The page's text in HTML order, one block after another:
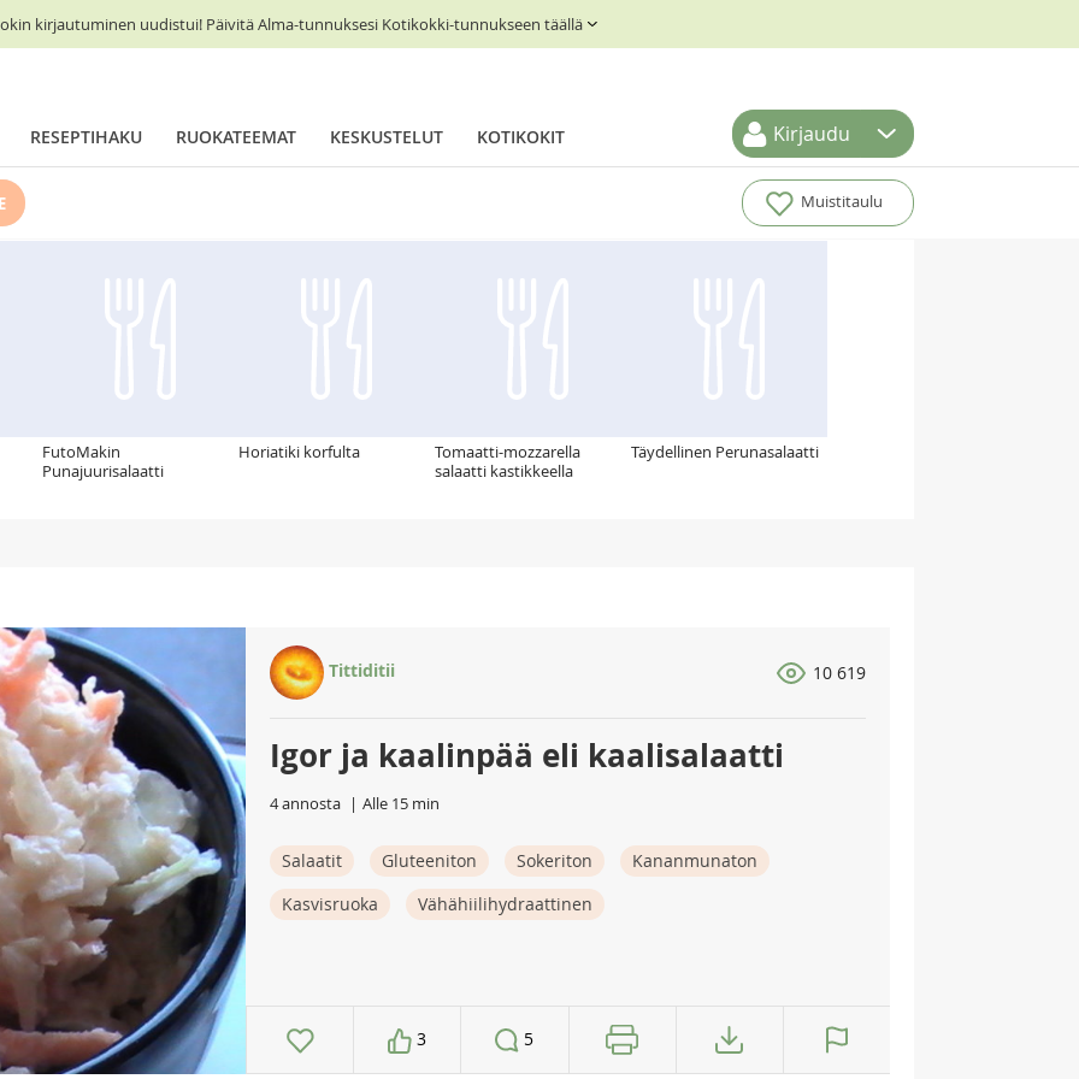
kirjautuminen uudistui! Päivitä Alma-tunnuksesi Kotikokki-tunnukseen täällä
RESEPTIHAKU RUOKATEEMAT KESKUSTELUT KOTIKOKIT Kirjaudu
Muistitaulu
FutoMakin
Punajuurisalaatti
Horiatiki korfulta
Tomaatti-mozzarella
salaatti kastikkeella
Täydellinen Perunasalaatti
Tittiditii 10 619
Igor ja kaalinpää eli kaalisalaatti
4 annosta Alle 15 min
Salaatit Gluteeniton Sokeriton
Kananmunaton
Kasvisruoka
Vähähiilihydraattinen
3 5